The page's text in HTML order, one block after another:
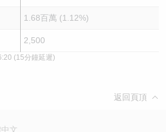
1.68百萬 (1.12%)
2,500
(15分鐘延遲)
返回頁頂
文